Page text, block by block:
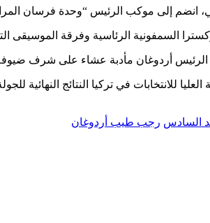
إلى موكب الرئيس “وحدة فرسان المراسيم”، ثم
السمفونية الرئاسية وفرقة الموسيقى
أردوغان مأدبة عشاء على شرف
السادس رجب طيب أردوغان